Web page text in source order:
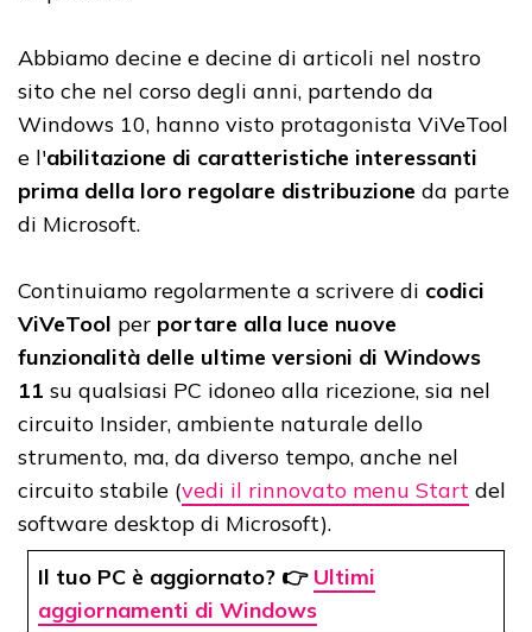
Abbiamo decine e decine di articoli nel nostro
sito che nel corso degli anni, partendo da
Windows 10, hanno visto protagonista ViVeTool
e l'abilitazione di caratteristiche interessanti
prima della loro regolare distribuzione da parte
di Microsoft.
Continuiamo regolarmente a scrivere di codici
ViVeTool per portare alla luce nuove
funzionalità delle ultime versioni di Windows
11 su qualsiasi PC idoneo alla ricezione, sia nel
circuito Insider, ambiente naturale dello
strumento, ma, da diverso tempo, anche nel
circuito stabile (vedi il rinnovato menu Start del
software desktop di Microsoft).
Il tuo PC è aggiornato? 👉 Ultimi
aggiornamenti di Windows